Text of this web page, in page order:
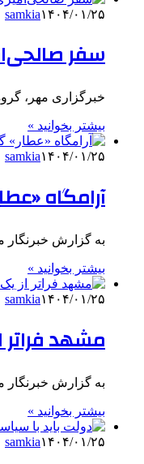
samkia۱۴۰۴/۰۱/۲۵
سفر
خبرگزاری مهر، گروه
بیشتر بخوانید »
samkia۱۴۰۴/۰۱/۲۵
آرامگاه
به گزارش
بیشتر بخوانید »
samkia۱۴۰۴/۰۱/۲۵
مشهد
به گزارش خبرنگار
بیشتر بخوانید »
samkia۱۴۰۴/۰۱/۲۵